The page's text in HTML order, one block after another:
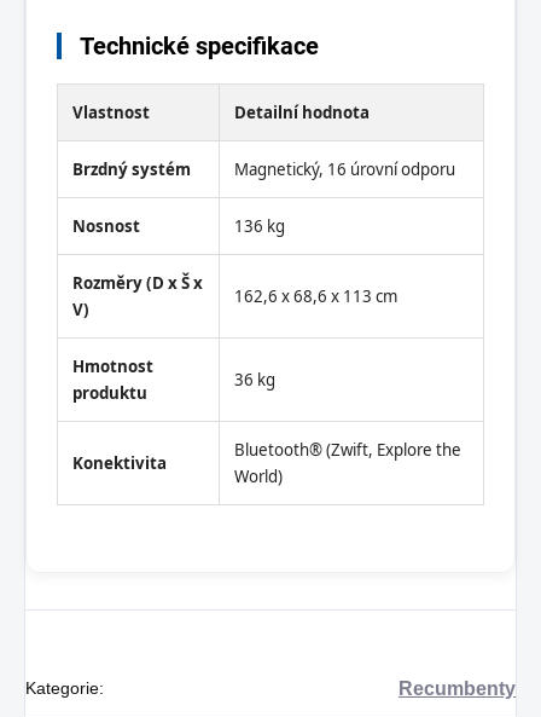
Technické specifikace
Vlastnost Detailní hodnota
Brzdný systém Magnetický, 16 úrovní odporu
Nosnost 136 kg
Rozměry (D x Š x
V)
162,6 x 68,6 x 113 cm
Hmotnost
produktu
36 kg
Konektivita
Bluetooth® (Zwift, Explore the
World)
Kategorie: Recumbenty